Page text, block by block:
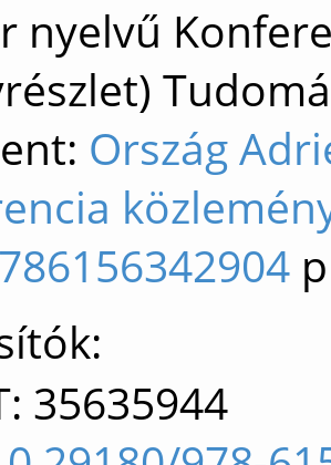
nyelvű
Ország
35635944